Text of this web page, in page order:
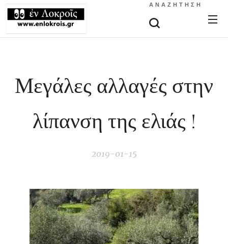
ΑΝΑΖΉΤΗΣΗ
Μεγάλες αλλαγές στην
λίπανση της ελιάς !
2019-01-15